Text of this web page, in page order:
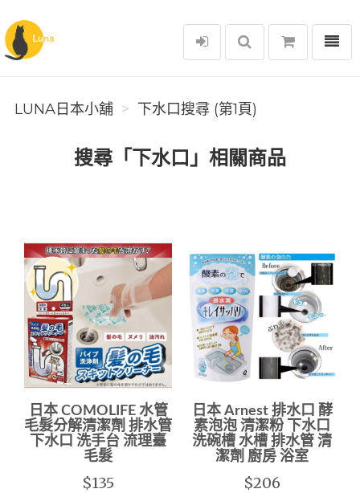
Luna日本小舖
選單
LUNA日本小舖 下水口搜尋 (第1頁)
搜尋「下水口」相關商品
日本 COMOLIFE 水管
毛髮分解清潔劑 排水管
下水口 洗手台 流理臺
毛髮
$135
日本 Arnest 排水口 酵
素泡泡 清潔粉 下水口
洗碗槽 水槽 排水管 清
潔劑 廚房 浴室
$206